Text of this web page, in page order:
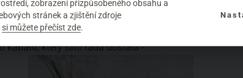
testována.
kabátu, který tato řada dostala -
zobrazení přizpůsobeného obsahu a
stránek a zjištění zdroje
si můžete přečíst zde.